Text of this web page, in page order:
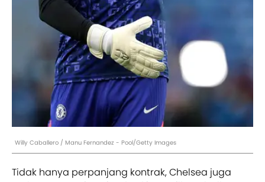
Willy Caballero / Manu Fernandez - Pool/Getty Images
Tidak hanya perpanjang kontrak, Chelsea juga